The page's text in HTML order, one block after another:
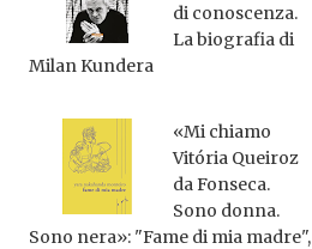
di conoscenza.
La biografia di
Milan Kundera
«Mi chiamo
Vitória Queiroz
da Fonseca.
Sono donna.
Sono nera»: "Fame di mia madre",